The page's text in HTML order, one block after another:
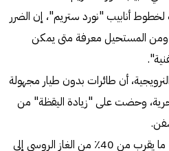
أنابيب "نورد ستريم"، إن الضرر
المستحيل معرفة متى يمكن
أن طائرات بدون طيار مجهولة
وحضت على "زيادة اليقظة" من
ويسلم خط أنابيب نورد ستريم 1 ما يقرب من 40٪ من الغاز الروسي إلى